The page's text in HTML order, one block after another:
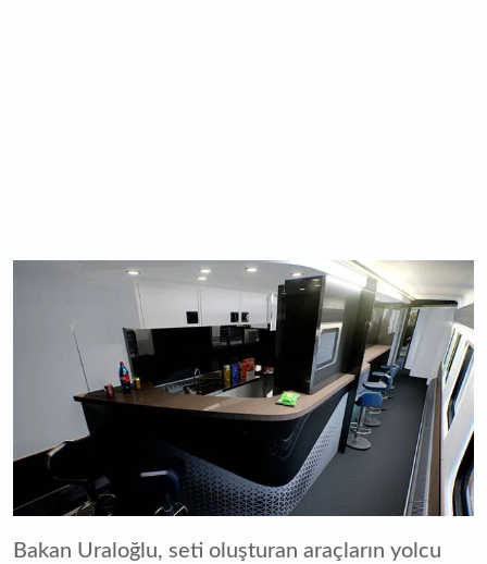
Bakan Uraloğlu, seti oluşturan araçların yolcu